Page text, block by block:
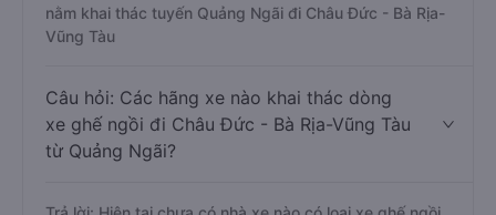
nằm khai thác tuyến Quảng Ngãi đi Châu Đức - Bà Rịa-
Vũng Tàu
Câu hỏi: Các hãng xe nào khai thác dòng
xe ghế ngồi đi Châu Đức - Bà Rịa-Vũng Tàu
từ Quảng Ngãi?